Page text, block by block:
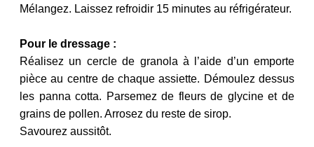
Mélangez. Laissez refroidir 15 minutes au réfrigérateur.
Pour le dressage :
Réalisez un cercle de granola à l’aide d’un emporte
pièce au centre de chaque assiette. Démoulez dessus
les panna cotta. Parsemez de fleurs de glycine et de
grains de pollen. Arrosez du reste de sirop.
Savourez aussitôt.